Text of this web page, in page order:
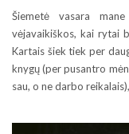
Šiemetė vasara
vėjavaikiškos, kai rytai
Kartais šiek tiek per
knygų (per pusantro
sau, o ne darbo